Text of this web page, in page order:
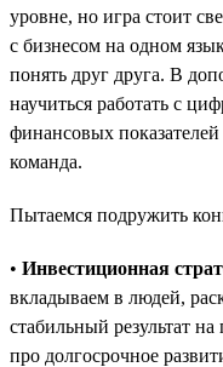
уровне, но игра стоит
с бизнесом на одном
понять друг друга. В
научиться работать с
финансовых
команда.
Пытаемся подружить
• Инвестиционная
вкладываем в людей,
стабильный результат
про долгосрочное